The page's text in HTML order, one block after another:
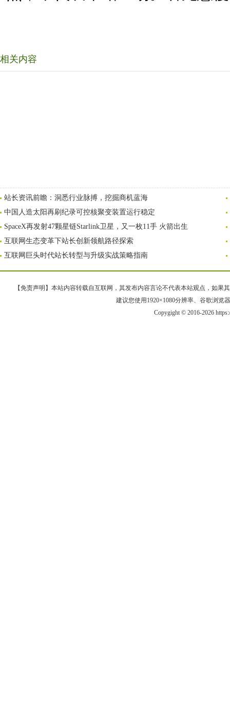
相关内容
站长资讯前瞻：洞悉行业脉搏，挖掘商机蓝海
中国人造太阳再刷纪录可控核聚变装置运行稳定
SpaceX再发射47颗星链Starlink卫星，又一枚11手 火箭出生
互联网生态变革下站长创新领航路径探索
互联网巨头时代站长转型与升级实战策略指南
【免责声明】本站内容转载自互联网，其发布内容言论不代表本站观点，如果
建议您使用1920×1080分辨率、谷歌浏览
Copygight © 2016-2026